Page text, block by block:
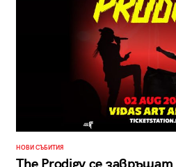
НОВИ СЪБИТИЯ